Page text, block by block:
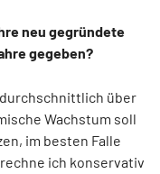
neu gegründete
gegeben?
durchschnittlich über
Wachstum soll
im besten Falle
ich konservativ